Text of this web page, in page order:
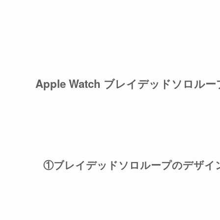
Apple Watch ブレイデッドソロルー
①ブレイデッドソロループのデザイ